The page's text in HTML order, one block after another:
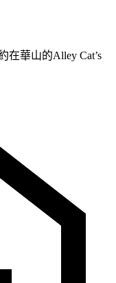
在華山的Alley Cat’s